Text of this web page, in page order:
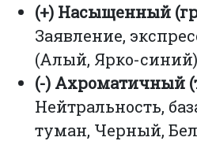
(+) Насыщенный
Заявление,
(Алый, Ярко-
(-) Ахроматичный
Нейтральность,
туман, Черный,